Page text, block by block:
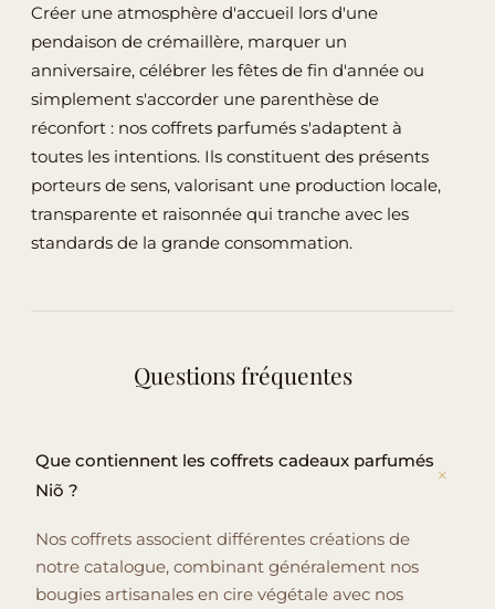
Créer une atmosphère d'accueil lors d'une
pendaison de crémaillère, marquer un
anniversaire, célébrer les fêtes de fin d'année ou
simplement s'accorder une parenthèse de
réconfort : nos coffrets parfumés s'adaptent à
toutes les intentions. Ils constituent des présents
porteurs de sens, valorisant une production locale,
transparente et raisonnée qui tranche avec les
standards de la grande consommation.
Questions fréquentes
Que contiennent les coffrets cadeaux parfumés
Niõ ?
Nos coffrets associent différentes créations de
notre catalogue, combinant généralement nos
bougies artisanales en cire végétale avec nos